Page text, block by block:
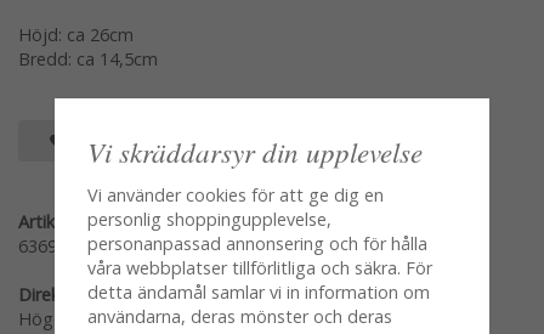
Höjd: ca 26cm
Bredd: ca 14,5cm
SPARA SOM FAVORIT
Artikelnummer:
63694
Direktlänk:
Högerklicka och kopiera adressen
Vi skräddarsyr din upplevelse
Vi använder cookies för att ge dig en
personlig shoppingupplevelse,
personanpassad annonsering och för hålla
våra webbplatser tillförlitliga och säkra. För
detta ändamål samlar vi in information om
användarna, deras mönster och deras